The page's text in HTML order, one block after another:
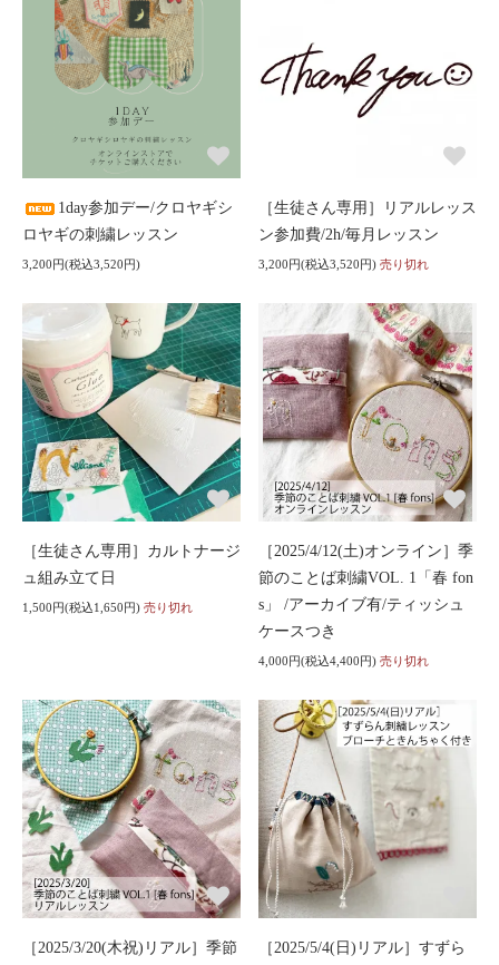
1day参加デー/クロヤギシ
ロヤギの刺繍レッスン
3,200円(税込3,520円)
［生徒さん専用］リアルレッス
ン参加費/2h/毎月レッスン
3,200円(税込3,520円) 売り切れ
［生徒さん専用］カルトナージ
ュ組み立て日
1,500円(税込1,650円) 売り切れ
［2025/4/12(土)オンライン］季
節のことば刺繍VOL. 1「春 fon
s」 /アーカイブ有/ティッシュ
ケースつき
4,000円(税込4,400円) 売り切れ
［2025/3/20(木祝)リアル］季節
［2025/5/4(日)リアル］すずら